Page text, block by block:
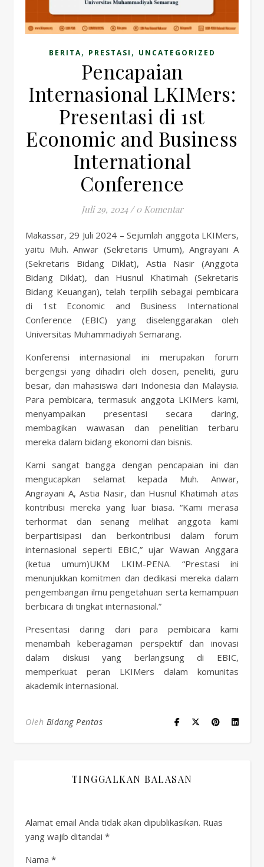
BERITA, PRESTASI , UNCATEGORIZED
Pencapaian
Internasional LKIMers:
Presentasi di 1st
Economic and Business
International
Conference
Juli 29, 2024 / 0 Komentar
Makassar, 29 Juli 2024 – Sejumlah anggota LKIMers,
yaitu Muh. Anwar (Sekretaris Umum), Angrayani A
(Sekretaris Bidang Diklat), Astia Nasir (Anggota
Bidang Diklat), dan Husnul Khatimah (Sekretaris
Bidang Keuangan), telah terpilih sebagai pembicara
di 1st Economic and Business International
Conference (EBIC) yang diselenggarakan oleh
Universitas Muhammadiyah Semarang.
Konferensi internasional ini merupakan forum
bergengsi yang dihadiri oleh dosen, peneliti, guru
besar, dan mahasiswa dari Indonesia dan Malaysia.
Para pembicara, termasuk anggota LKIMers kami,
menyampaikan presentasi secara daring,
membagikan wawasan dan penelitian terbaru
mereka dalam bidang ekonomi dan bisnis.
Kami sangat bangga dengan pencapaian ini dan
mengucapkan selamat kepada Muh. Anwar,
Angrayani A, Astia Nasir, dan Husnul Khatimah atas
kontribusi mereka yang luar biasa. “Kami merasa
terhormat dan senang melihat anggota kami
berpartisipasi dan berkontribusi dalam forum
internasional seperti EBIC,” ujar Wawan Anggara
(ketua umum)UKM LKIM-PENA. “Prestasi ini
menunjukkan komitmen dan dedikasi mereka dalam
pengembangan ilmu pengetahuan serta kemampuan
berbicara di tingkat internasional.”
Presentasi daring dari para pembicara kami
menambah keberagaman perspektif dan inovasi
dalam diskusi yang berlangsung di EBIC,
memperkuat peran LKIMers dalam komunitas
akademik internasional.
Oleh Bidang Pentas
TINGGALKAN BALASAN
Alamat email Anda tidak akan dipublikasikan. Ruas
yang wajib ditandai *
Nama *